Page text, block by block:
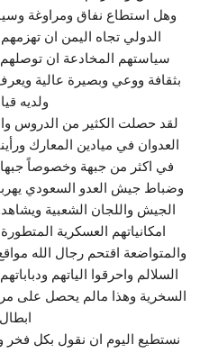
وهل استطاع نفاق ومراوغة
الدولي تجاه اليمن ان
سياستهم المخادعة ان توصلهم
بثقافة ووعي وبصيرة عالية
ولديه
لقد حصلت الكثير من الدروس
العدوان في ميادين المعارك
في اكثر من جبهة وخصوصاً
وضباط جيش العدو السعودي
الجيش واللجان الشعبية
امكانياتهم العسكرية
والمتواضعة اقتحم رجال الله
السلالم واحرقوا الياتهم
السخرية وهذا مالم يحصل على مر
نستطيع اليوم ان نقول بكل فخر